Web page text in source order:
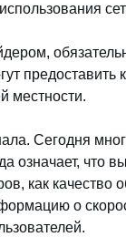
предоставить
местности.
Сегодня
означает, что
как качество
о